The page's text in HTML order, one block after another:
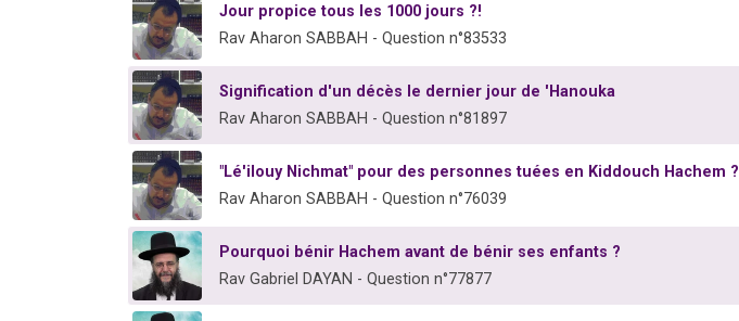
Jour propice tous les 1000 jours ?!
Rav Aharon SABBAH - Question n°83533
Signification d'un décès le dernier jour de 'Hanouka
Rav Aharon SABBAH - Question n°81897
"Lé'ilouy Nichmat" pour des personnes tuées en Kiddouch Hachem ?
Rav Aharon SABBAH - Question n°76039
Pourquoi bénir Hachem avant de bénir ses enfants ?
Rav Gabriel DAYAN - Question n°77877